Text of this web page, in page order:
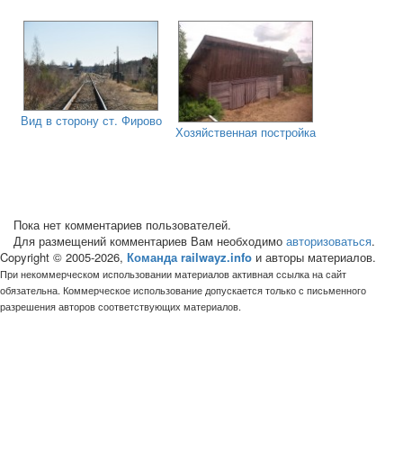
Вид в сторону ст. Фирово
Хозяйственная постройка
Пока нет комментариев пользователей.
Для размещений комментариев Вам необходимо авторизоваться.
Copyright © 2005-2026, Команда railwayz.info и авторы материалов.
При некоммерческом использовании материалов активная ссылка на сайт
обязательна. Коммерческое использование допускается только с письменного
разрешения авторов соответствующих материалов.